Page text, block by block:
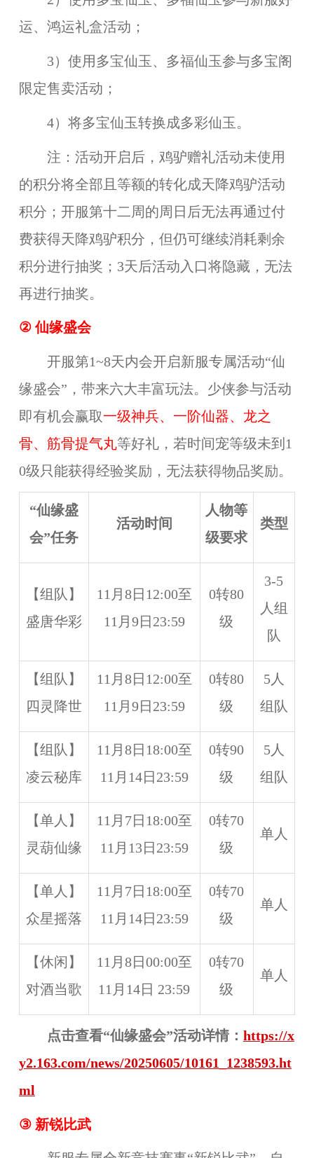
运、鸿运礼盒活动；
3）使用多宝仙玉、多福仙玉参与多宝阁
限定售卖活动；
4）将多宝仙玉转换成多彩仙玉。
注：活动开启后，鸡驴赠礼活动未使用
的积分将全部且等额的转化成天降鸡驴活动
积分；开服第十二周的周日后无法再通过付
费获得天降鸡驴积分，但仍可继续消耗剩余
积分进行抽奖；3天后活动入口将隐藏，无法
再进行抽奖。
② 仙缘盛会
开服第1~8天内会开启新服专属活动“仙
缘盛会”，带来六大丰富玩法。少侠参与活动
即有机会赢取一级神兵、一阶仙器、龙之
骨、筋骨提气丸等好礼，若时间宠等级未到1
0级只能获得经验奖励，无法获得物品奖励。
“仙缘盛
会”任务
活动时间
人物等
级要求
类型
【组队】
盛唐华彩
11月8日12:00至
11月9日23:59
0转80
级
3-5
人组
队
【组队】
四灵降世
11月8日12:00至
11月9日23:59
0转80
级
5人
组队
【组队】
凌云秘库
11月8日18:00至
11月14日23:59
0转90
级
5人
组队
【单人】
灵葫仙缘
11月7日18:00至
11月13日23:59
0转70
级
单人
【单人】
众星摇落
11月7日18:00至
11月14日23:59
0转70
级
单人
【休闲】
对酒当歌
11月8日00:00至
11月14日 23:59
0转70
级
单人
点击查看“仙缘盛会”活动详情： https://x
y2.163.com/news/20250605/10161_1238593.ht
ml
③ 新锐比武